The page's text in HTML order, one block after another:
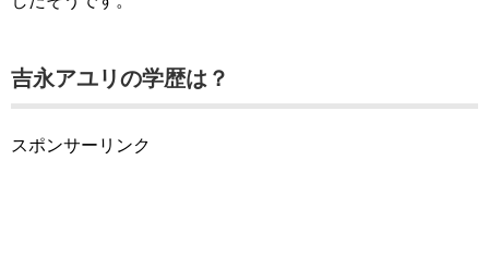
吉永アユリの学歴は？
スポンサーリンク